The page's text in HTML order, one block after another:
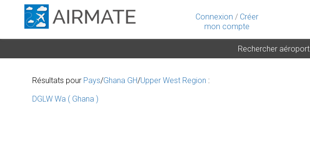
Connexion / Créer
mon compte
Rechercher aéroport
Résultats pour Pays/Ghana GH/Upper West Region :
DGLW Wa ( Ghana )